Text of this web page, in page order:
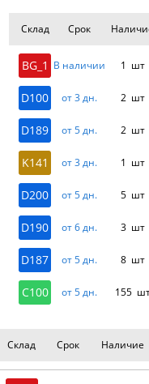
Склад Срок
BG_1 В наличии 1 шт
D100 от 3 дн. 2 шт
D189 от 5 дн. 2 шт
K141 от 3 дн. 1 шт
D200 от 5 дн. 5 шт
D190 от 6 дн. 3 шт
D187 от 5 дн. 8 шт
C100 от 5 дн. 155
Склад Срок Наличие